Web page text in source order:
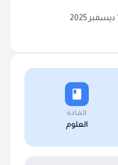
المادة
العلوم